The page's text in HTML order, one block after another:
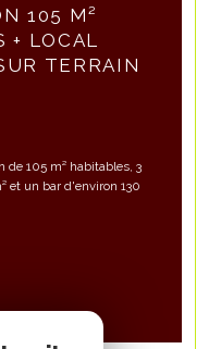
105 M²
+ LOCAL
TERRAIN
de 105 m² habitables, 3
et un bar d'environ 130